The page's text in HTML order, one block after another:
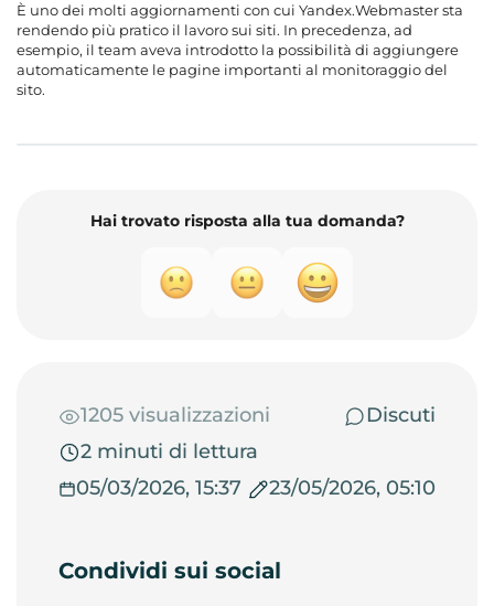
È uno dei molti aggiornamenti con cui Yandex.Webmaster sta
rendendo più pratico il lavoro sui siti. In precedenza, ad
esempio, il team aveva introdotto la possibilità di aggiungere
automaticamente le pagine importanti al monitoraggio del
sito.
Hai trovato risposta alla tua domanda?
1205 visualizzazioni
Discuti
2 minuti di lettura
05/03/2026, 15:37
23/05/2026, 05:10
Condividi sui social